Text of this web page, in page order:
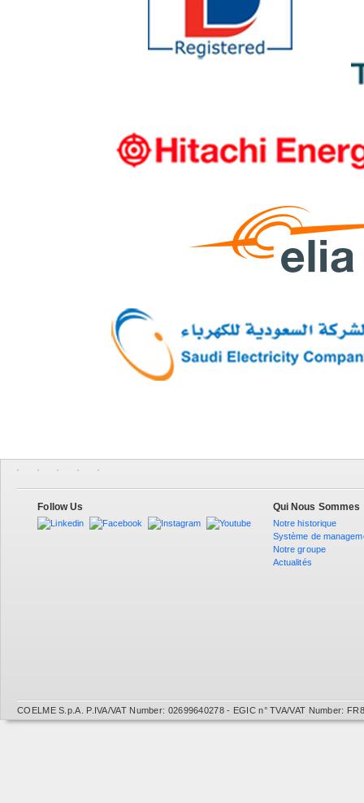
Follow Us Qui Nous Sommes
Notre historique
Système de
Notre groupe
Actualités
COELME S.p.A. P.IVA/VAT Number: 02699640278 - EGIC n° TVA/VAT Number: